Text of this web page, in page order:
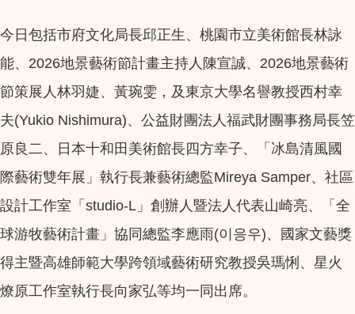
今日包括市府文化局長邱正生、桃園市立美術館長林詠
能、2026地景藝術節計畫主持人陳宣誠、2026地景藝術
節策展人林羽婕、黃琬雯，及東京大學名譽教授西村幸
夫(Yukio Nishimura)、公益財團法人福武財團事務局長笠
原良二、日本十和田美術館長四方幸子、「冰島清風國
際藝術雙年展」執行長兼藝術總監Mireya Samper、社區
設計工作室「studio-L」創辦人暨法人代表山崎亮、「全
球游牧藝術計畫」協同總監李應雨(이응우)、國家文藝獎
得主暨高雄師範大學跨領域藝術研究教授吳瑪悧、星火
燎原工作室執行長向家弘等均一同出席。